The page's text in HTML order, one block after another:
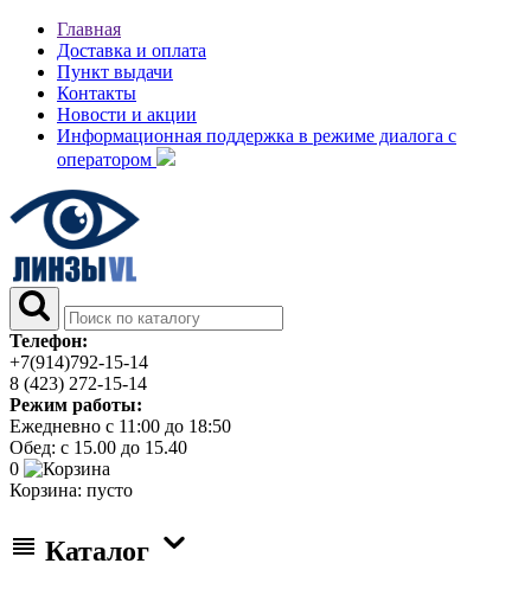
Главная
Доставка и оплата
Пункт выдачи
Контакты
Новости и акции
Информационная поддержка в режиме диалога с
оператором
Телефон:
+7(914)792-15-14
8 (423) 272-15-14
Режим работы:
Ежедневно с 11:00 до 18:50
Обед: с 15.00 до 15.40
0
Корзина: пусто
Каталог